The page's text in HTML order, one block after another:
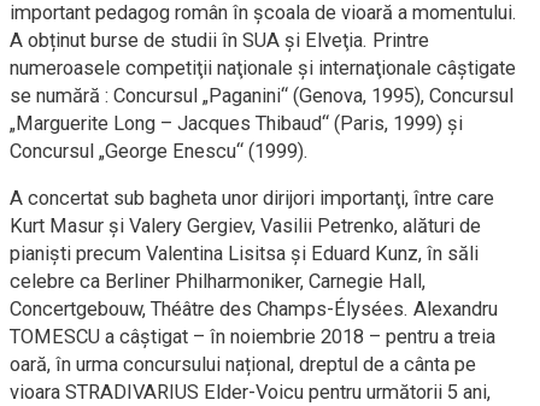
important pedagog român în şcoala de vioară a momentului.
A obținut burse de studii în SUA şi Elveţia. Printre
numeroasele competiţii naţionale şi internaţionale câştigate
se numără : Concursul „Paganini“ (Genova, 1995), Concursul
„Marguerite Long – Jacques Thibaud“ (Paris, 1999) şi
Concursul „George Enescu“ (1999).
A concertat sub bagheta unor dirijori importanţi, între care
Kurt Masur şi Valery Gergiev, Vasilii Petrenko, alături de
pianişti precum Valentina Lisitsa şi Eduard Kunz, în săli
celebre ca Berliner Philharmoniker, Carnegie Hall,
Concertgebouw, Théâtre des Champs-Élysées. Alexandru
TOMESCU a câștigat – în noiembrie 2018 – pentru a treia
oară, în urma concursului național, dreptul de a cânta pe
vioara STRADIVARIUS Elder-Voicu pentru următorii 5 ani,